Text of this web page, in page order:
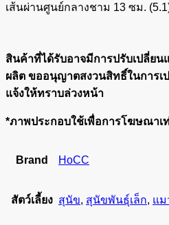
เส้นผ่านศูนย์กลางชาม 13 ซม.
สินค้าที่ได้รับอาจมีการปรับเปลี่ย
ผลิต ขออนุญาตสงวนสิทธิ์ในการเ
แจ้งให้ทราบล่วงหน้า
*ภาพประกอบใช้เพื่อการโฆษณาเ
Brand HoCC
สัตว์เลี้ยง สุนัข, สุนัขพันธุ์เล็ก, แม